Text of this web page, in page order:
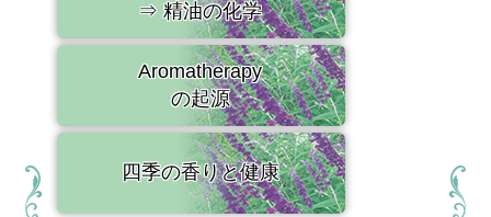
⇒ 精油の化学
Aromatherapy
の起源
四季の香りと健康